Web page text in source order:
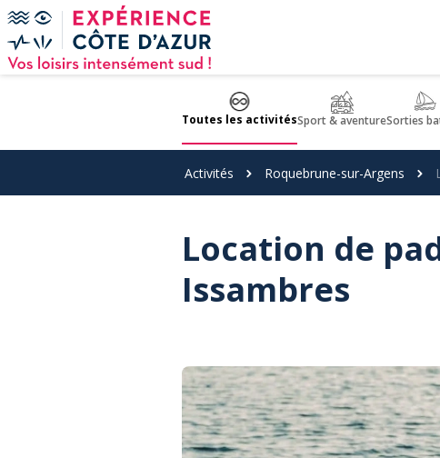
Panneau de gestion des cookies
Toutes les activitésSport & aventureSorties
Activités Roquebrune-sur-Argens
Location de
Issambres